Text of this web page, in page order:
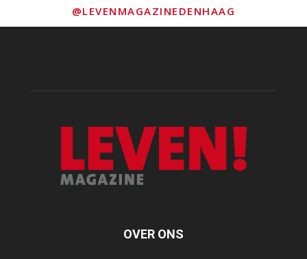
@LEVENMAGAZINEDENHAAG
OVER ONS